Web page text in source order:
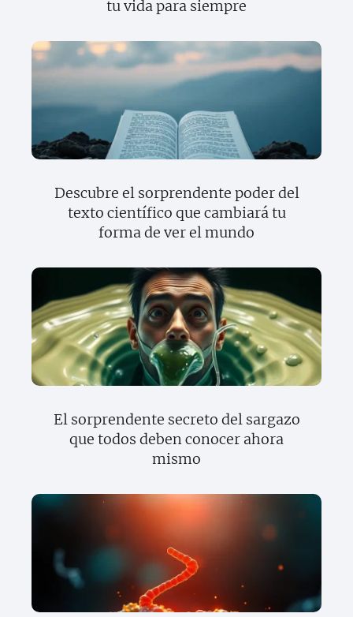
tu vida para siempre
Descubre el sorprendente poder del
texto científico que cambiará tu
forma de ver el mundo
El sorprendente secreto del sargazo
que todos deben conocer ahora
mismo